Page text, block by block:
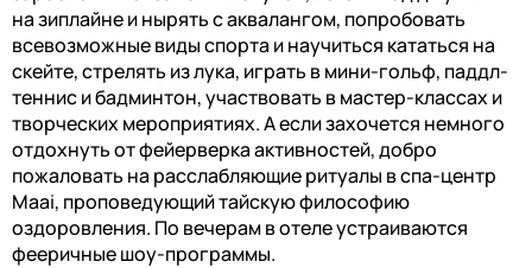
на зиплайне и нырять с аквалангом, попробовать
всевозможные виды спорта и научиться кататься на
скейте, стрелять из лука, играть в мини-гольф, паддл-
теннис и бадминтон, участвовать в мастер-классах и
творческих мероприятиях. А если захочется немного
отдохнуть от фейерверка активностей, добро
пожаловать на расслабляющие ритуалы в спа-центр
Maai, проповедующий тайскую философию
оздоровления. По вечерам в отеле устраиваются
фееричные шоу-программы.